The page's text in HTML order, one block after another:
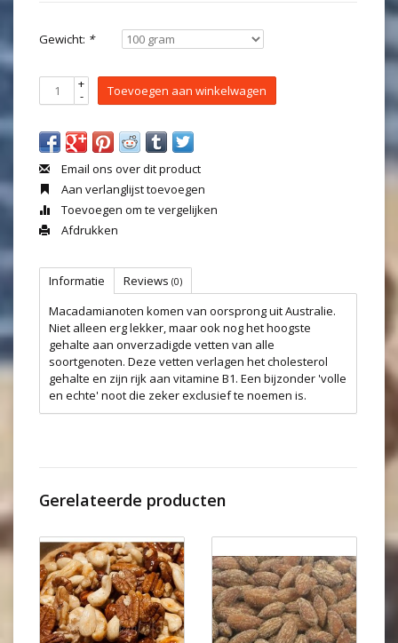
Gewicht: *
+
- Toevoegen aan winkelwagen
Email ons over dit product
Aan verlanglijst toevoegen
Toevoegen om te vergelijken
Afdrukken
Informatie Reviews (0)
Macadamianoten komen van oorsprong uit Australie.
Niet alleen erg lekker, maar ook nog het hoogste
gehalte aan onverzadigde vetten van alle
soortgenoten. Deze vetten verlagen het cholesterol
gehalte en zijn rijk aan vitamine B1. Een bijzonder 'volle
en echte' noot die zeker exclusief te noemen is.
Gerelateerde producten